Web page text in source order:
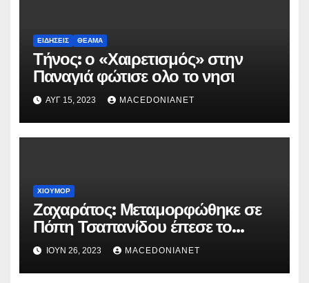
ΕΙΔΉΣΕΙΣ ΘΈΑΜΑ
Τήνος: ο «Χαιρετισμός» στην
Παναγιά φώτισε ολο το νησι
ΑΥΓ 15, 2023 MACEDONIANET
ΧΙΟΎΜΟΡ
Ζαχαράτος: Μεταμορφώθηκε σε
Πόπη Τσαπανίδου έπεσε το
ίντερνετ
ΙΟΎΝ 26, 2023 MACEDONIANET